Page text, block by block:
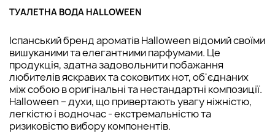
ТУАЛЕТНА ВОДА HALLOWEEN
Іспанський бренд ароматів Halloween відомий своїми
вишуканими та елегантними парфумами. Це
продукція, здатна задовольнити побажання
любителів яскравих та соковитих нот, об'єднаних
між собою в оригінальні та нестандартні композиції.
Halloween – духи, що привертають увагу ніжністю,
легкістю і водночас - екстремальністю та
ризиковістю вибору компонентів.